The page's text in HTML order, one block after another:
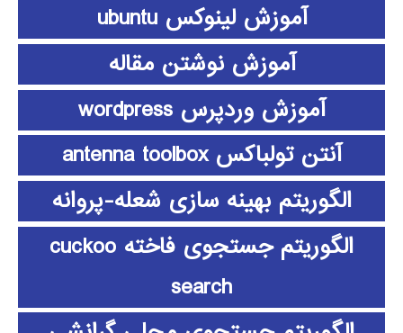
آموزش لینوکس ubuntu
آموزش نوشتن مقاله
آموزش وردپرس wordpress
آنتن تولباکس antenna toolbox
الگوریتم بهینه سازی شعله-پروانه
الگوریتم جستجوی فاخته cuckoo
search